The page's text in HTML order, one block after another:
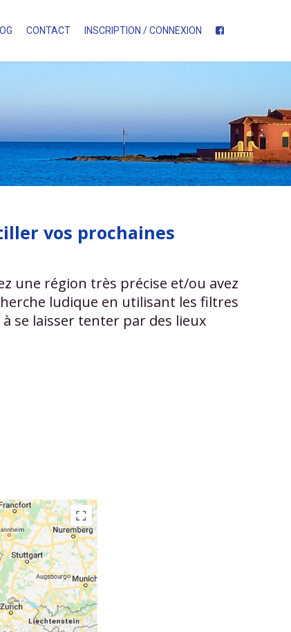
CONTACT INSCRIPTION / CONNEXION
vos prochaines
une région très précise et/ou avez
ludique en utilisant les filtres
se laisser tenter par des lieux